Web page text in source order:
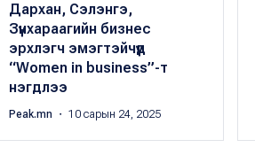
Дархан, Сэлэнгэ,
Зүүнхараагийн бизнес
эрхлэгч эмэгтэйчүүд
“Women in business”-т
нэгдлээ
Peak.mn ・ 10 сарын 24, 2025